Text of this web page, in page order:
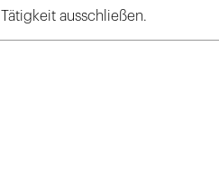
Tätigkeit ausschließen.